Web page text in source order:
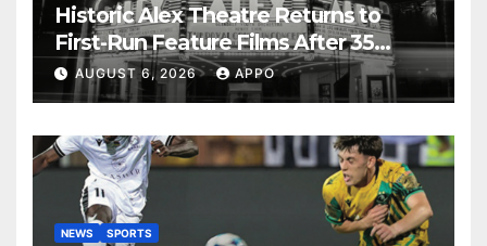
Historic Alex Theatre Returns to
First-Run Feature Films After 35
Years
AUGUST 6, 2026 APPO
NEWS SPORTS